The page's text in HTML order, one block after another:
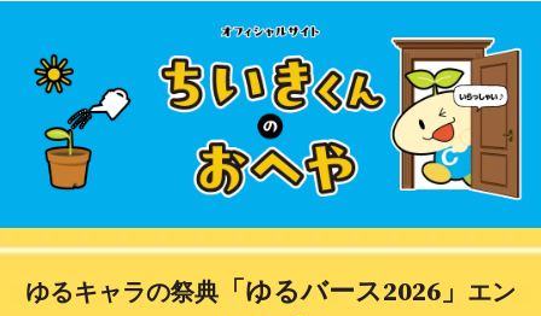
ゆるキャラの祭典 「ゆるバース2026」 エン